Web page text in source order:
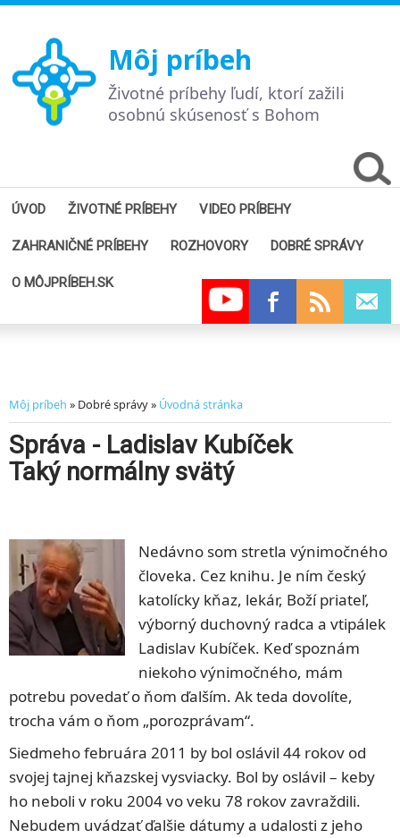
Môj príbeh
Životné príbehy ľudí, ktorí zažili
osobnú skúsenosť s Bohom
ÚVOD ŽIVOTNÉ PRÍBEHY VIDEO PRÍBEHY
ZAHRANIČNÉ PRÍBEHY ROZHOVORY DOBRÉ SPRÁVY
O MÔJPRÍBEH.SK
Môj príbeh » Dobré správy » Úvodná stránka
Správa - Ladislav Kubíček
Taký normálny svätý
Nedávno som stretla výnimočného
človeka. Cez knihu. Je ním český
katolícky kňaz, lekár, Boží priateľ,
výborný duchovný radca a vtipálek
Ladislav Kubíček. Keď spoznám
niekoho výnimočného, mám
potrebu povedať o ňom ďalším. Ak teda dovolíte,
trocha vám o ňom „porozprávam“.
Siedmeho februára 2011 by bol oslávil 44 rokov od
svojej tajnej kňazskej vysviacky. Bol by oslávil – keby
ho neboli v roku 2004 vo veku 78 rokov zavraždili.
Nebudem uvádzať ďalšie dátumy a udalosti z jeho